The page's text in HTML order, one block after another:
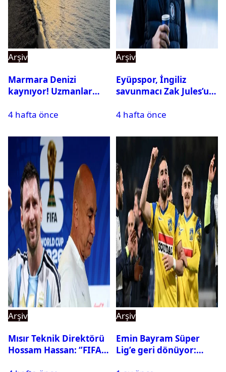
Arşiv
Marmara Denizi
kaynıyor! Uzmanlar
4 hafta önce
Arşiv
Eyüpspor, İngiliz
savunmacı Zak Jules’u
4 hafta önce
Arşiv
Mısır Teknik Direktörü
Hossam Hassan: ‘’FIFA,
Arşiv
Emin Bayram Süper
Lig’e geri dönüyor: